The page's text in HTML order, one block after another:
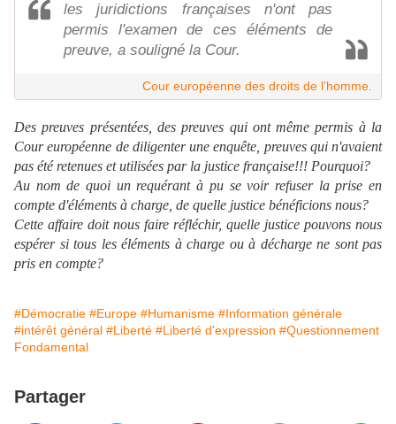
les juridictions françaises n'ont pas
permis l'examen de ces éléments de
preuve, a souligné la Cour.
Cour européenne des droits de l'homme.
Des preuves présentées, des preuves qui ont même permis à la
Cour européenne de diligenter une enquête, preuves qui n'avaient
pas été retenues et utilisées par la justice française!!! Pourquoi?
Au nom de quoi un requérant à pu se voir refuser la prise en
compte d'éléments à charge, de quelle justice bénéficions nous?
Cette affaire doit nous faire réfléchir, quelle justice pouvons nous
espérer si tous les éléments à charge ou à décharge ne sont pas
pris en compte?
#Démocratie #Europe #Humanisme #Information générale
#intérêt général #Liberté #Liberté d'expression #Questionnement
Fondamental
Partager